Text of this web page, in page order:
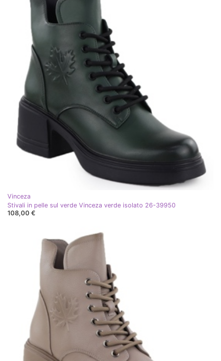
Vinceza
Stivali in pelle sul verde Vinceza verde isolato 26-39950
108,00 €